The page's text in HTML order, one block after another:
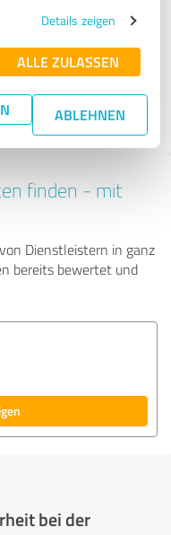
Details zeigen
ALLE ZULASSEN
ABLEHNEN
finden - mit
Dienstleistern in ganz
bereits bewertet und
bei der